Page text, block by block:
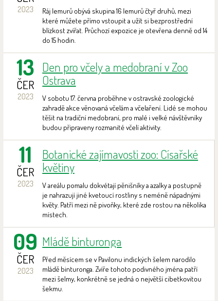
2023
Ráj lemurů obývá skupina 16 lemurů čtyř druhů, mezi
které můžete přímo vstoupit a užít si bezprostřední
blízkost zvířat. Průchozí expozice je otevřena denně od 14
do 15 hodin.
13
ČER
2023
Den pro včely a medobraní v Zoo
Ostrava
V sobotu 17. června proběhne v ostravské zoologické
zahradě akce věnovaná včelám a včelaření. Lidé se mohou
těšit na tradiční medobraní, pro malé i velké návštěvníky
budou připraveny rozmanité včelí aktivity.
11
ČER
2023
Botanické zajímavosti zoo: Císařské
květiny
V areálu pomalu dokvétají pěnišníky a azalky a postupně
je nahrazují jiné kvetoucí rostliny s neméně nápadnými
květy. Patří mezi ně pivoňky, které zde rostou na několika
místech.
09
ČER
2023
Mládě binturonga
Před měsícem se v Pavilonu indických šelem narodilo
mládě binturonga. Zvíře tohoto podivného jména patří
mezi šelmy, konkrétně se jedná o největší cibetkovitou
šekmu.